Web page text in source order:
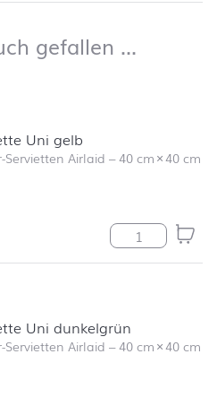
gefallen …
zum Filter springen
Uni gelb
Servietten Airlaid –40 cm×40 cm
Serviette Uni
Uni dunkelgrün
Servietten Airlaid –40 cm×40 cm